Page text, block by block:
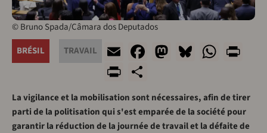
© Bruno Spada/Câmara dos Deputados
BRÉSIL
TRAVAIL EmailFacebook
Mastodon
Bluesky
PrintFriendly
La vigilance et la mobilisation sont nécessaires, afin de tirer
parti de la politisation qui s'est emparée de la société pour
garantir la réduction de la journée de travail et la défaite de